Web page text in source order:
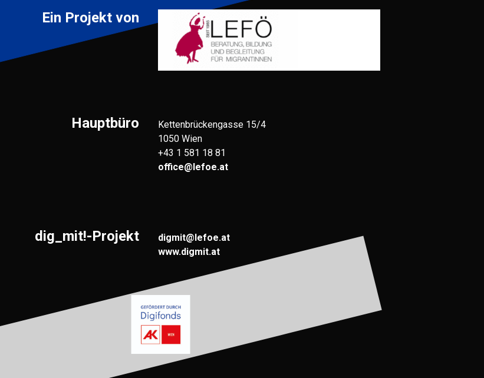
Ein Projekt von
Hauptbüro
Kettenbrückengasse 15/4
1050 Wien
+43 1 581 18 81
office@lefoe.at
dig_mit!-Projekt
digmit@lefoe.at
www.digmit.at